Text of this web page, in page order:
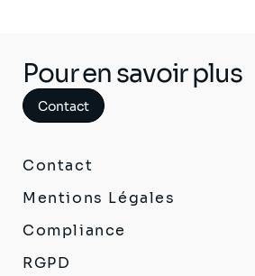
Pour en savoir plus
Contact
Contact
Mentions Légales
Compliance
RGPD